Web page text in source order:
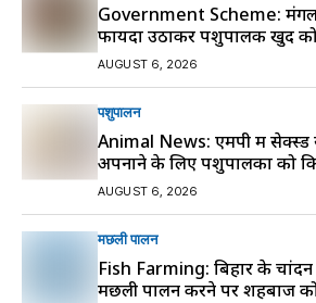
Government Scheme:
फायदा उठाकर पशुपालक खुद
AUGUST 6, 2026
पशुपालन
Animal News: एमपी में सेक्स्ड
अपनाने के लिए पशुपालकों को
AUGUST 6, 2026
मछली पालन
Fish Farming: बिहार के
मछली पालन करने पर शहबाज को